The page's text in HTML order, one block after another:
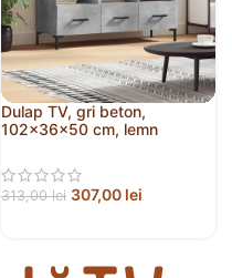
Dulap TV, gri beton,
102x36x50 cm, lemn
313,00lei 307,00 lei